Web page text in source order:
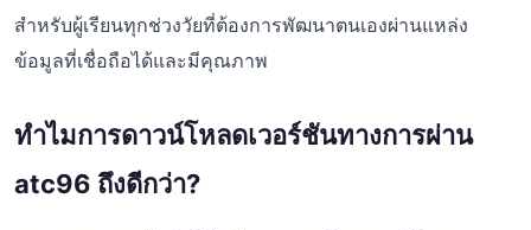
สำหรับผู้เรียนทุกช่วงวัยที่ต้องการพัฒนาตนเองผ่านแหล่ง
ข้อมูลที่เชื่อถือได้และมีคุณภาพ
ทำไมการดาวน์โหลดเวอร์ชันทางการผ่าน
atc96 ถึงดีกว่า?